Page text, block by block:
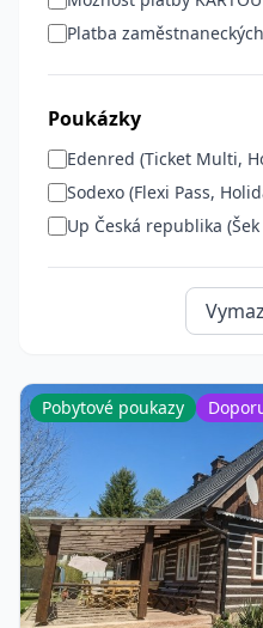
Platba
Poukázky
Edenred (Ticket Multi,
Sodexo (Flexi Pass,
Up Česká republika
Pobytové poukazy